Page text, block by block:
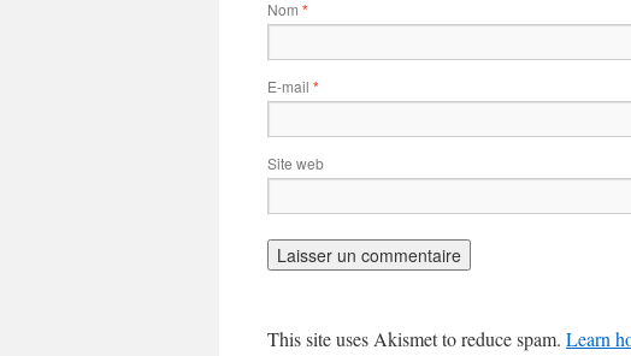
Nom *
E-mail *
Site web
This site uses Akismet to reduce spam. Learn